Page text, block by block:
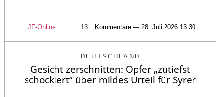
JF-Online 13 Kommentare — 28. Juli 2026 13:30
DEUTSCHLAND
Gesicht zerschnitten: Opfer „zutiefst
schockiert“ über mildes Urteil für Syrer